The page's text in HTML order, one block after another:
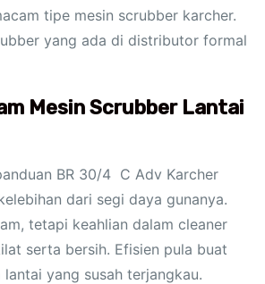
tipe mesin scrubber karcher.
yang ada di distributor formal
Mesin Scrubber Lantai
BR 30/4 C Adv Karcher
dari segi daya gunanya.
tetapi keahlian dalam cleaner
serta bersih. Efisien pula buat
yang susah terjangkau.